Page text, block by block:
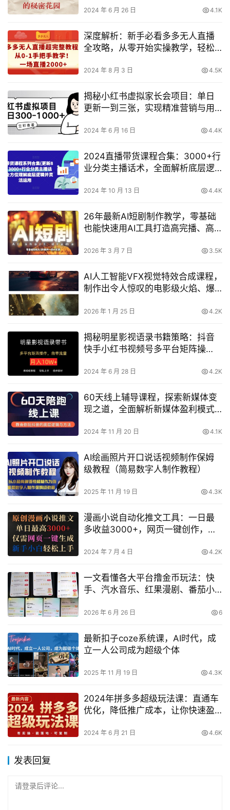
2024 年 6 月 26 日 4.1K
深度解析：新手必看多多无人直播
全攻略，从零开始实操教学，轻松
2024 年 8 月 3 日 4.5K
揭秘小红书虚拟家长会项目：单日
更新一到三张，实现精准营销与用
2024 年 6 月 16 日 4.4K
2024直播带货课程合集：3000+行
业分类主播话术，全面解析底层逻
2024 年 10 月 13 日 4.4K
26年最新AI短剧制作教学，零基础
也能快速用AI工具打造高完播、高
2026 年 3 月 7 日 3.5K
AI人工智能VFX视觉特效合成课程，
制作出令人惊叹的电影级火焰、爆
2026 年 1 月 25 日 4.2K
揭秘明星影视语录书籍策略：抖音
快手小红书视频号多平台矩阵操
2024 年 6 月 28 日 4.2K
60天线上辅导课程，探索新媒体变
现之道，全面解析新媒体盈利模式
2024 年 11 月 20 日 4.1K
AI绘画照片开口说话视频制作保姆
级教程（简易数字人制作教程）
2025 年 11 月 19 日 4.3K
漫画小说自动化推文工具：一日最
多收益3000+，网页一键创作，新
2024 年 7 月 4 日 4.2K
一文看懂各大平台撸金币玩法：快
手、汽水音乐、红果漫剧、番茄小
元教程）
2026 年 6 月 26 日 6
最新扣子coze系统课，AI时代，成
立一人公司成为超级个体
2025 年 11 月 19 日 4.3K
2024年拼多多超级玩法课：直通车
优化，降低推广成本，让你快速盈
2024 年 6 月 21 日 4.6K
发表回复
请登录后评论...